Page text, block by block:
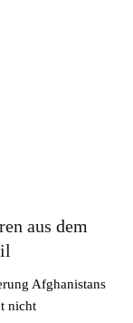
aus dem
Afghanistans
nicht